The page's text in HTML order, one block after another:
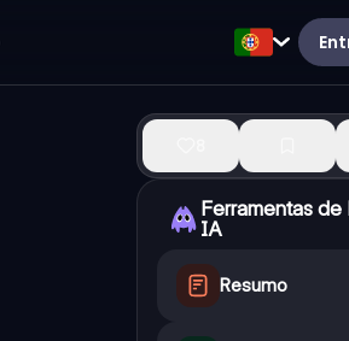
Ferramentas de
IA
Resumo